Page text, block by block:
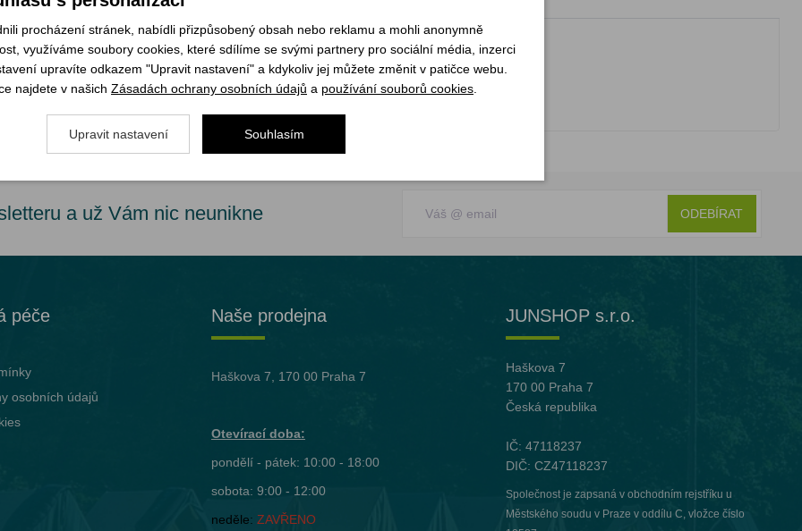
a už Vám nic neunikne ODEBÍRAT
péče
osobních údajů
Naše prodejna
Haškova 7, 170 00 Praha 7
Otevírací doba:
pondělí - pátek: 10:00 - 18:00
sobota: 9:00 - 12:00
neděle: ZAVŘENO
JUNSHOP s.r.o.
Haškova 7
170 00 Praha 7
Česká republika
IČ: 47118237
DIČ: CZ47118237
Společnost je zapsaná v obchodním rejstříku u
Městského soudu v Praze v oddílu C, vložce číslo
procházení stránek, nabídli přizpůsobený obsah nebo reklamu a mohli anonymně
využíváme soubory cookies, které sdílíme se svými partnery pro sociální média, inzerci
upravíte odkazem "Upravit nastavení" a kdykoliv jej můžete změnit v patičce webu.
najdete v našich Zásadách ochrany osobních údajů a používání souborů cookies
Upravit nastavení Souhlasím